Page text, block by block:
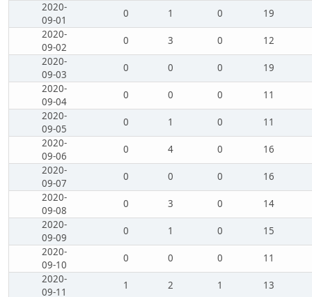
2020-
09-01
0 1 0
19
2020-
09-02
0 3 0
12
2020-
09-03
0 0 0
19
2020-
09-04
0 0 0
11
2020-
09-05
0 1 0
11
2020-
09-06
0 4 0
16
2020-
09-07
0 0 0
16
2020-
09-08
0 3 0
14
2020-
09-09
0 1 0
15
2020-
09-10
0 0 0
11
2020-
09-11
1 2 1
13